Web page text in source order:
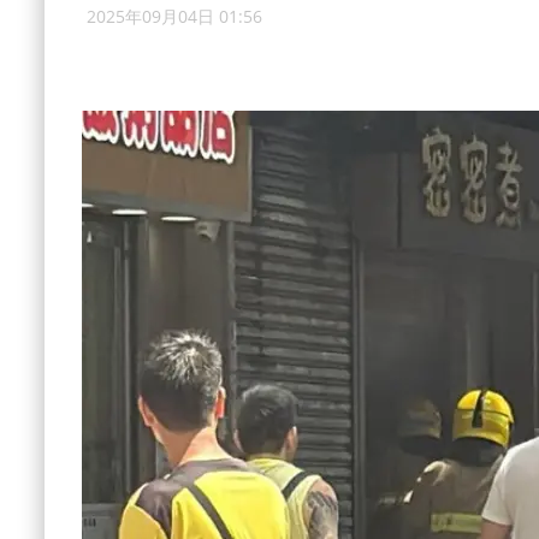
2025年09月04日 01:56